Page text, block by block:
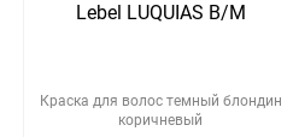
Lebel LUQUIAS B/M
Краска для волос темный блондин
коричневый